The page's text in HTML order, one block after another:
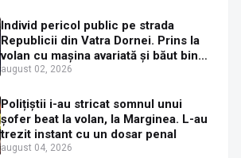
Individ pericol public pe strada
Republicii din Vatra Dornei. Prins la
volan cu mașina avariată și băut bine,
în plină zi
august 02, 2026
Polițiștii i-au stricat somnul unui
șofer beat la volan, la Marginea. L-au
trezit instant cu un dosar penal
august 04, 2026